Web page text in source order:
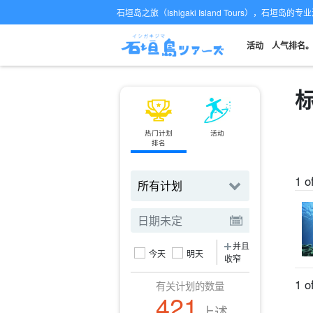
石垣岛之旅（Ishigaki Island Tours），石垣岛的专
活动 人气排名。
热门计划
排名
活动
今天 明天
并且
收窄
有关计划的数量
1
1